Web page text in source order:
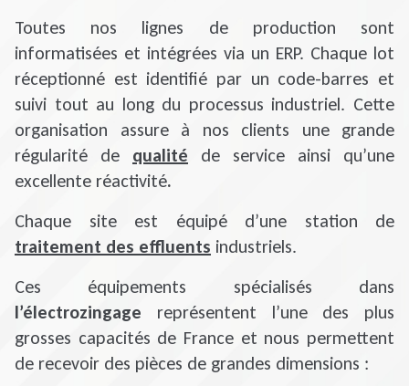
Toutes nos lignes de production sont
informatisées et intégrées via un ERP. Chaque lot
réceptionné est identifié par un code-barres et
suivi tout au long du processus industriel. Cette
organisation assure à nos clients une grande
régularité de qualité de service ainsi qu’une
excellente réactivité.
Chaque site est équipé d’une station de
traitement des effluents industriels.
Ces équipements spécialisés dans
l’électrozingage représentent l’une des plus
grosses capacités de France et nous permettent
de recevoir des pièces de grandes dimensions :